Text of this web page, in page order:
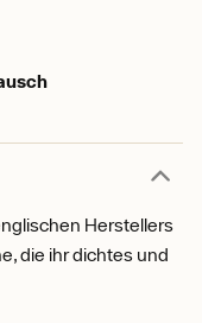
Herstellers
die ihr dichtes und